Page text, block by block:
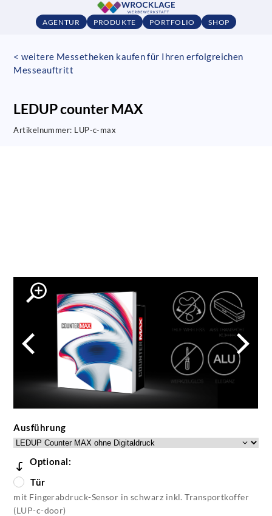
AGENTUR PRODUKTE PORTFOLIO SHOP
< weitere Messetheken kaufen für Ihren erfolgreichen
Messeauftritt
LEDUP counter MAX
Artikelnummer: LUP-c-max
Ausführung
Optional:
Tür
mit Fingerabdruck-Sensor in schwarz inkl. Transportkoffer
(LUP-c-door)